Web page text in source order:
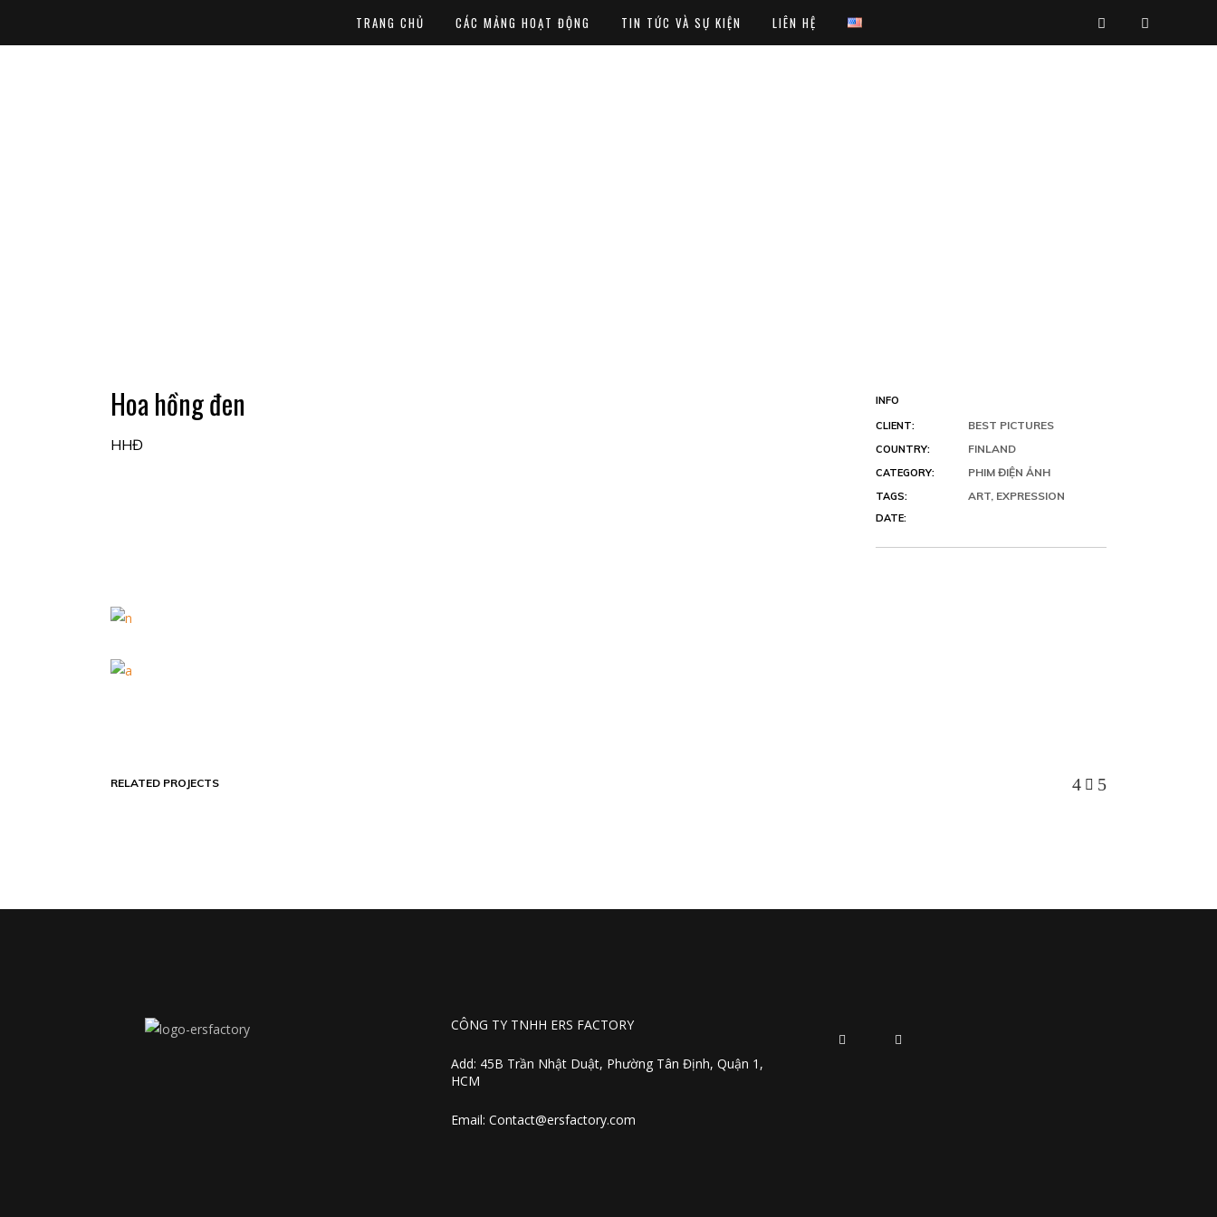
TRANG CHỦ CÁC MẢNG HOẠT ĐỘNG TIN TỨC VÀ SỰ KIỆN LIÊN HỆ
Hoa hồng đen
HHĐ
INFO
CLIENT:
BEST PICTURES
COUNTRY: FINLAND
CATEGORY: PHIM ĐIỆN ẢNH
TAGS: ART, EXPRESSION
DATE:
RELATED PROJECTS
CÔNG TY TNHH ERS FACTORY
Add: 45B Trần Nhật Duật, Phường Tân Định, Quận 1,
HCM
Email: Contact@ersfactory.com